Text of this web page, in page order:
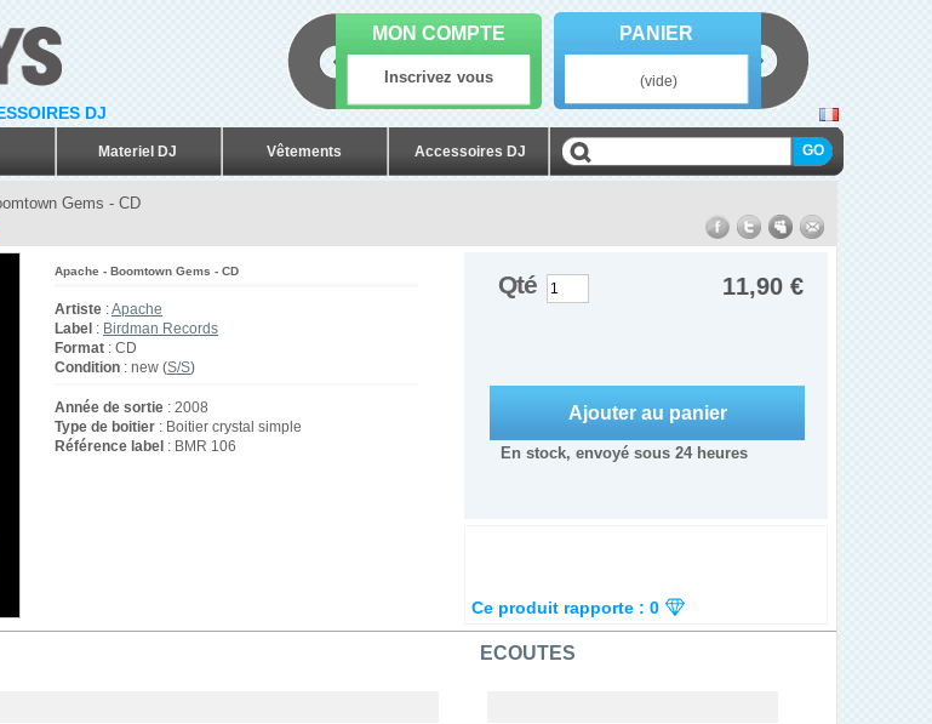
DJ
Materiel DJ Vêtements Accessoires DJ
MON COMPTE
Inscrivez vous
PANIER
(vide)
Gems - CD
Apache - Boomtown Gems - CD
Artiste :Apache
Label : Birdman Records
Format : CD
Condition : new (S/S)
Année de sortie : 2008
Type de boitier : Boitier crystal simple
Référence label : BMR 106
11,90 €
Qté
En stock, envoyé sous 24 heures
Ce produit rapporte : 0
ECOUTES